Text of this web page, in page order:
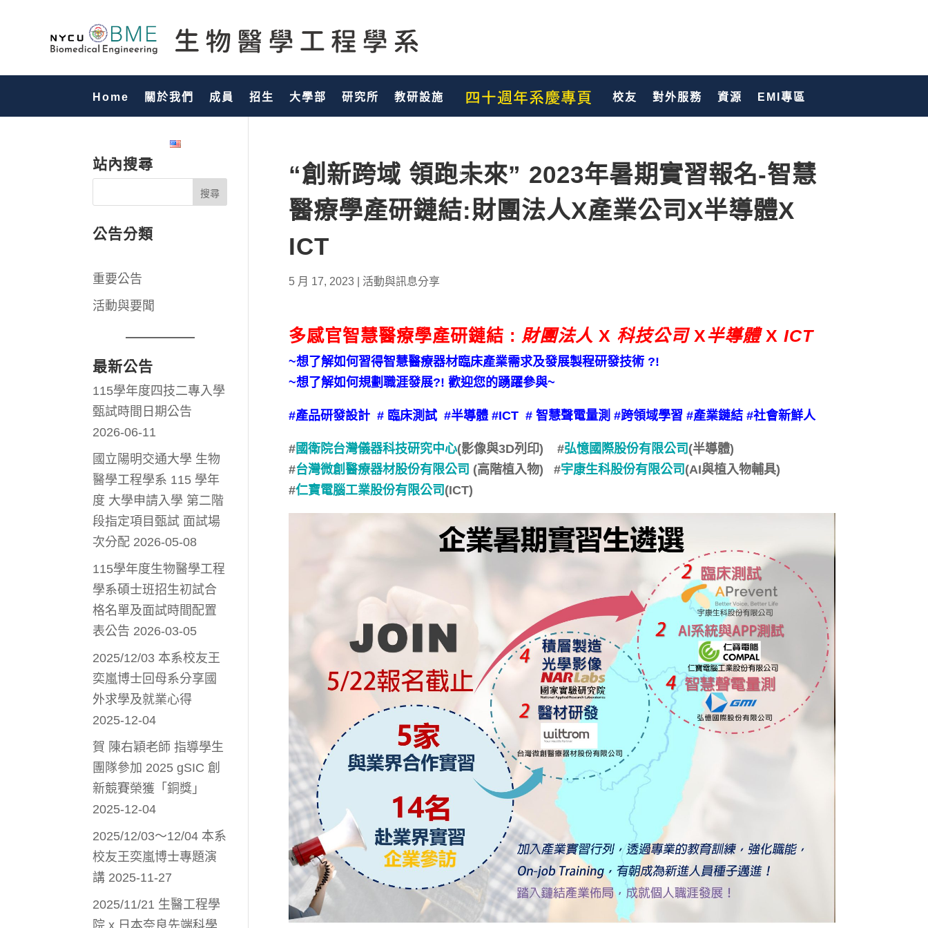
Home 關於我們 成員 招生 大學部 研究所 教研設施 校友 對外服務 資源 EMI專區
“創新跨域 領跑未來” 2023年暑期實習報名-智慧
醫療學產研鏈結:財團法人X產業公司X半導體X
ICT
5 月 17, 2023| 活動與訊息分享
多感官智慧醫療學產研鏈結 : 財團法人 X 科技公司X半導體 X ICT
~想了解如何習得智慧醫療器材臨床產業需求及發展製程研發技術 ?!
~想了解如何規劃職涯發展?! 歡迎您的踴躍參與~
#產品研發設計 # 臨床測試 #半導體 #ICT # 智慧聲電量測 #跨領域學習 #產業鏈結 #社會新鮮人
#國衛院台灣儀器科技研究中心(影像與3D列印) #弘憶國際股份有限公司 (半導體)
#台灣微創醫療器材股份有限公司 (高階植入物) #宇康生科股份有限公司 (AI與植入物輔具)
#仁寶電腦工業股份有限公司 (ICT)
站內搜尋
公告分類
重要公告
活動與要聞
最新公告
115學年度四技二專入學
甄試時間日期公告
2026-06-11
國立陽明交通大學 生物
醫學工程學系 115 學年
度 大學申請入學 第二階
段指定項目甄試 面試場
次分配 2026-05-08
115學年度生物醫學工程
學系碩士班招生初試合
格名單及面試時間配置
表公告 2026-03-05
2025/12/03 本系校友王
奕嵐博士回母系分享國
外求學及就業心得
2025-12-04
賀 陳右穎老師 指導學生
團隊參加 2025 gSIC 創
新競賽榮獲「銅獎」
2025-12-04
2025/12/03～12/04 本系
校友王奕嵐博士專題演
講 2025-11-27
2025/11/21 生醫工程學